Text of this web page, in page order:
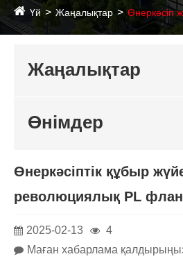
Үй Жаңалықтар Өнеркәсіп
Жаңалықтар
Өнімдер
Өнеркәсіптік құбыр
революциялық PL
2025-02-13
4
Маған хабарлама